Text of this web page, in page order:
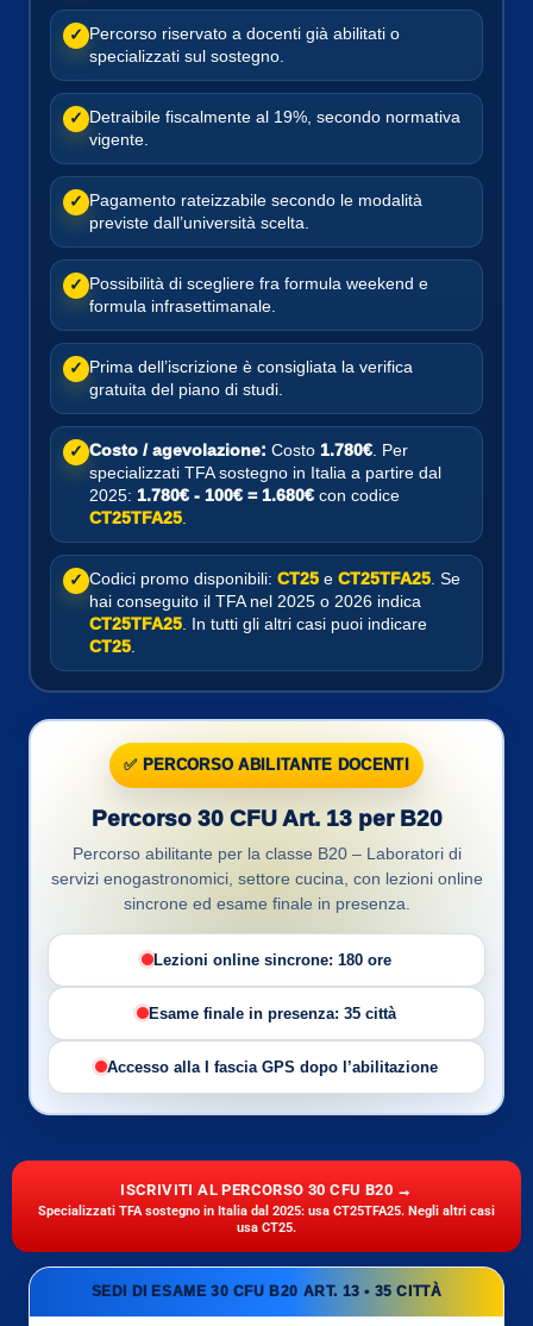
✓ Percorso riservato a docenti già abilitati o
specializzati sul sostegno.
✓ Detraibile fiscalmente al 19%, secondo normativa
vigente.
✓ Pagamento rateizzabile secondo le modalità
previste dall’università scelta.
✓ Possibilità di scegliere fra formula weekend e
formula infrasettimanale.
✓ Prima dell’iscrizione è consigliata la verifica
gratuita del piano di studi.
✓ Costo / agevolazione: Costo 1.780€ . Per
specializzati TFA sostegno in Italia a partire dal
2025: 1.780€ - 100€ = 1.680€ con codice
CT25TFA25
✓ Codici promo disponibili: CT25 e CT25TFA25 . Se
hai conseguito il TFA nel 2025 o 2026 indica
CT25TFA25 . In tutti gli altri casi puoi indicare
CT25
✅ PERCORSO ABILITANTE DOCENTI
Percorso 30 CFU Art. 13 per B20
Percorso abilitante per la classe B20 – Laboratori di
servizi enogastronomici, settore cucina, con lezioni online
sincrone ed esame finale in presenza.
Lezioni online sincrone: 180 ore
Esame finale in presenza: 35 città
Accesso alla I fascia GPS dopo l’abilitazione
ISCRIVITI AL PERCORSO 30 CFU B20 →
Specializzati TFA sostegno in Italia dal 2025: usa CT25TFA25. Negli altri casi
usa CT25.
SEDI DI ESAME 30 CFU B20 ART. 13 • 35 CITTÀ